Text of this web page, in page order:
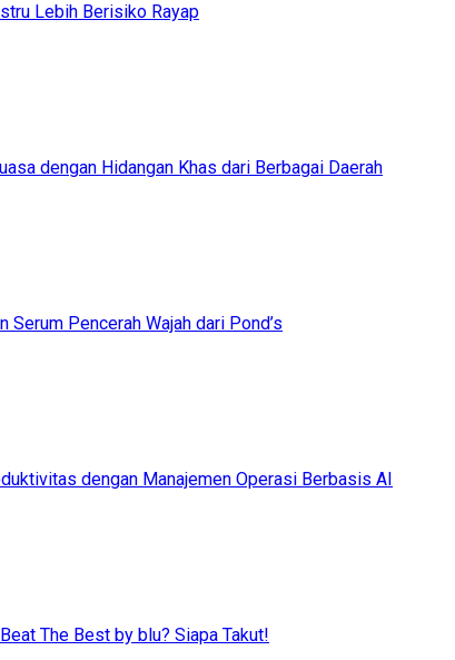
Lebih Berisiko Rayap
dengan Hidangan Khas dari Berbagai Daerah
Serum Pencerah Wajah dari Pond’s
dengan Manajemen Operasi Berbasis AI
The Best by blu? Siapa Takut!